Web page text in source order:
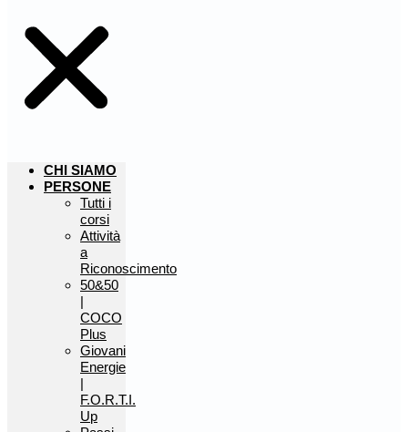
CHI SIAMO
PERSONE
Tutti i
corsi
Attività
a
Riconoscimento
50&50
|
COCO
Plus
Giovani
Energie
|
F.O.R.T.I.
Up